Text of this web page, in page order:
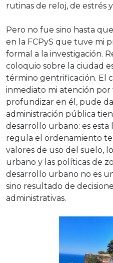
rutinas de reloj, de estrés
Pero no fue sino hasta
en la FCPyS que tuve mi
formal a la investigación.
coloquio sobre la ciudad
término gentrificación. El
inmediato mi atención por
profundizar en él, pude
administración pública
desarrollo urbano: es
regula el ordenamiento
valores de uso del suelo,
urbano y las políticas de
desarrollo urbano no es
sino resultado de
administrativas.